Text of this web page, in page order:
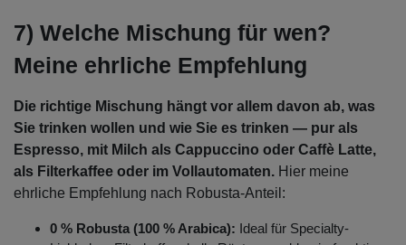
7) Welche Mischung für wen?
Meine ehrliche Empfehlung
Die richtige Mischung hängt vor allem davon ab, was
Sie trinken wollen und wie Sie es trinken — pur als
Espresso, mit Milch als Cappuccino oder Caffè Latte,
als Filterkaffee oder im Vollautomaten. Hier meine
ehrliche Empfehlung nach Robusta-Anteil:
0 % Robusta (100 % Arabica): Ideal für Specialty-